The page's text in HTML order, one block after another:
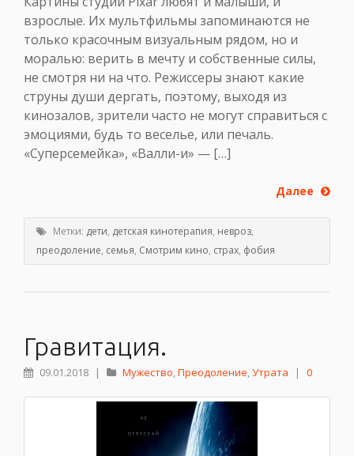
взрослые. Их мультфильмы запоминаются не
только красочным визуальным рядом, но и
моралью: верить в мечту и собственные силы,
не смотря ни на что. Режиссеры знают какие
струны души дергать, поэтому, выходя из
кинозалов, зрители часто не могут справиться с
эмоциями, будь то веселье, или печаль.
«Суперсемейка», «Валли-и» — […]
Далее
Метки: дети, детская кинотерапия, невроз,
преодоление, семья, Смотрим кино, страх, фобия
Гравитация.
09.01.2018 | Мужество,Преодоление,Утрата | 0